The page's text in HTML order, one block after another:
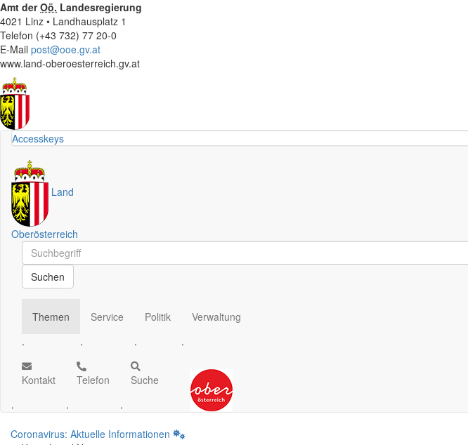
Amt derOö. Landesregierung
4021 Linz • Landhausplatz 1
Telefon (+43 732) 77 20-0
E-Mail post@ooe.gv.at
www.land-oberoesterreich.gv.at
Accesskeys
Land
Oberösterreich
Schnellsuche
Schnellsuche
Suchen
Themen
.
Service
.
Politik
.
Verwaltung
.
Kontakt
.
Telefon
.
Suche
.
Coronavirus: Aktuelle Informationen